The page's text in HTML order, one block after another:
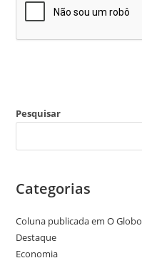
Pesquisar
Categorias
Coluna publicada em O Globo
Destaque
Economia